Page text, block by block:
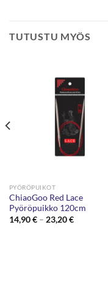
TUTUSTU MYÖS
PYÖRÖPUIKOT
ChiaoGoo Red Lace
Pyöröpuikko 120cm
14,90€ – 23,20€